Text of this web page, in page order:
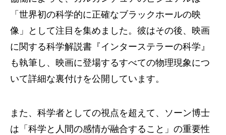
「世界初の科学的に正確なブラックホールの映
像」として注目を集めました。彼はその後、映画
に関する科学解説書『インターステラーの科学』
も執筆し、映画に登場するすべての物理現象につ
いて詳細な裏付けを公開しています。
また、科学者としての視点を超えて、ソーン博士
は「科学と人間の感情が融合すること」の重要性